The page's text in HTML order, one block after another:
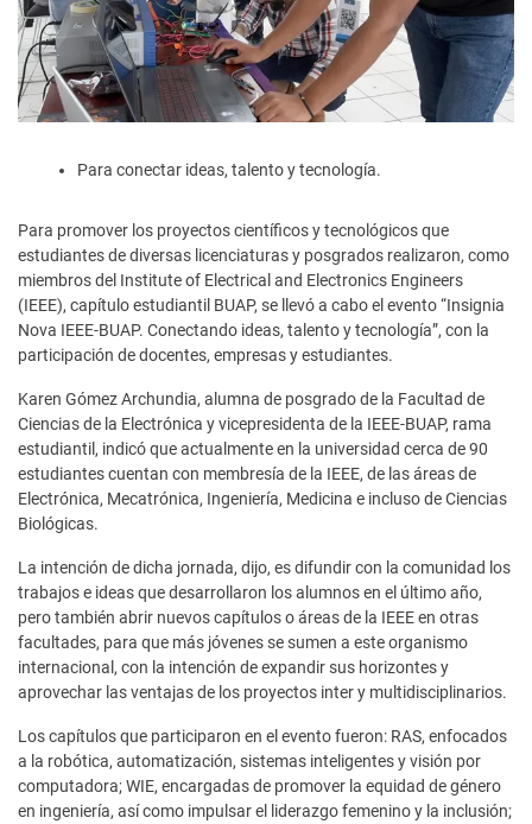
Para conectar ideas, talento y tecnología.
Para promover los proyectos científicos y tecnológicos que
estudiantes de diversas licenciaturas y posgrados realizaron, como
miembros del Institute of Electrical and Electronics Engineers
(IEEE), capítulo estudiantil BUAP, se llevó a cabo el evento “Insignia
Nova IEEE-BUAP. Conectando ideas, talento y tecnología”, con la
participación de docentes, empresas y estudiantes.
Karen Gómez Archundia, alumna de posgrado de la Facultad de
Ciencias de la Electrónica y vicepresidenta de la IEEE-BUAP, rama
estudiantil, indicó que actualmente en la universidad cerca de 90
estudiantes cuentan con membresía de la IEEE, de las áreas de
Electrónica, Mecatrónica, Ingeniería, Medicina e incluso de Ciencias
Biológicas.
La intención de dicha jornada, dijo, es difundir con la comunidad los
trabajos e ideas que desarrollaron los alumnos en el último año,
pero también abrir nuevos capítulos o áreas de la IEEE en otras
facultades, para que más jóvenes se sumen a este organismo
internacional, con la intención de expandir sus horizontes y
aprovechar las ventajas de los proyectos inter y multidisciplinarios.
Los capítulos que participaron en el evento fueron: RAS, enfocados
a la robótica, automatización, sistemas inteligentes y visión por
computadora; WIE, encargadas de promover la equidad de género
en ingeniería, así como impulsar el liderazgo femenino y la inclusión;